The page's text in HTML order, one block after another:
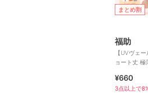
まとめ割
福助
【UVヴェ
ョート丈 極薄
¥660
3点以上で